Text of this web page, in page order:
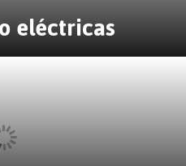
eléctricas